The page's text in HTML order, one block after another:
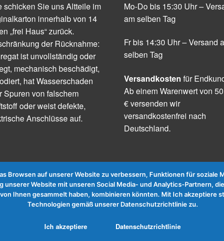
schicken Sie uns Altteile im
innerhalb von 14
„frei Haus“ zurück.
der Rücknahme:
ist unvollständig oder
mechanisch beschädigt,
hat Wasserschaden
Spuren von falschem
oder weist defekte,
Anschlüsse auf.
Mo-Do bis 15:30 Uhr –
am selben Tag
Fr bis 14:30 Uhr – Versand
selben Tag
Versandkosten für
Ab einem Warenwert von
€ versenden wir
versandkostenfrei nach
Deutschland.
Browsen auf unserer Website zu verbessern, Funktionen für soziale
Website mit unseren Social Media- und Analytics-Partnern,
Ihnen gesammelt haben, kombinieren könnten. Mit Ich akzeptiere
Technologien gemäß unserer Datenschutzrichtlinie zu.
Ich akzeptiere Datenschutzrichtlinie